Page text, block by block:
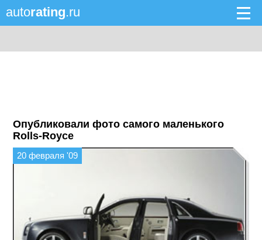
autorating.ru
Опубликовали фото самого маленького
Rolls-Royce
20 февраля '09